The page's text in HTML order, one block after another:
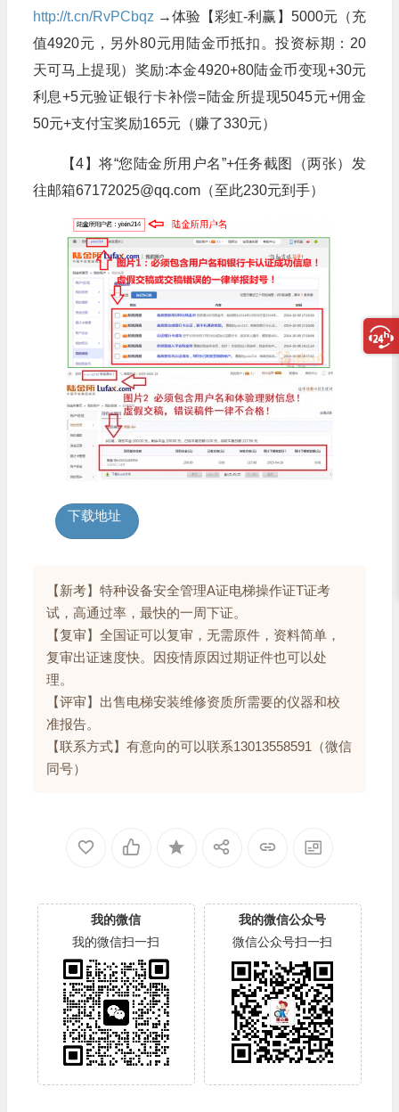
http://t.cn/RvPCbqz →体验【彩虹-利赢】5000元（充
值4920元，另外80元用陆金币抵扣。投资标期：20
天可马上提现） 奖励:本金4920+80陆金币变现+30元
利息+5元验证银行卡补偿=陆金所提现5045元+佣金
50元+支付宝奖励165元（赚了330元）
【4】将“您陆金所用户名”+任务截图（两张）发
往邮箱67172025@qq.com（至此230元到手）
下载地址
【新考】特种设备安全管理A证电梯操作证T证考
试，高通过率，最快的一周下证。
【复审】全国证可以复审，无需原件，资料简单，
复审出证速度快。因疫情原因过期证件也可以处
理。
【评审】出售电梯安装维修资质所需要的仪器和校
准报告。
【联系方式】有意向的可以联系13013558591（微信
同号）
我的微信
我的微信扫一扫
我的微信公众号
微信公众号扫一扫